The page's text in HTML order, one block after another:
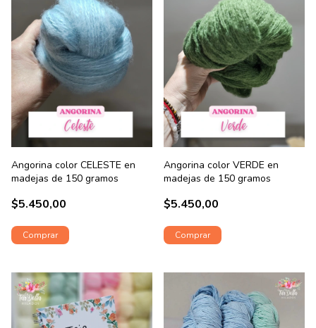
Angorina color CELESTE en
madejas de 150 gramos
$5.450,00
Angorina color VERDE en
madejas de 150 gramos
$5.450,00